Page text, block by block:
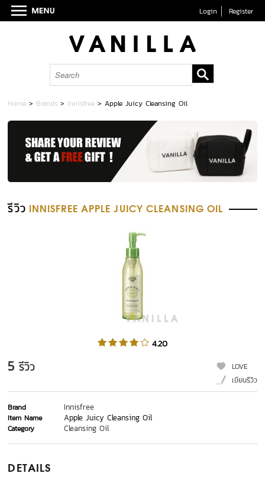
Login Register
Home > Brands > Innisfree >Apple Juicy Cleansing Oil
รีวิว INNISFREE APPLE JUICY CLEANSING OIL
4.20
5 รีวิว
LOVE
เขียนรีวิว
Brand Innisfree
Item Name Apple Juicy Cleansing Oil
Category Cleansing Oil
DETAILS